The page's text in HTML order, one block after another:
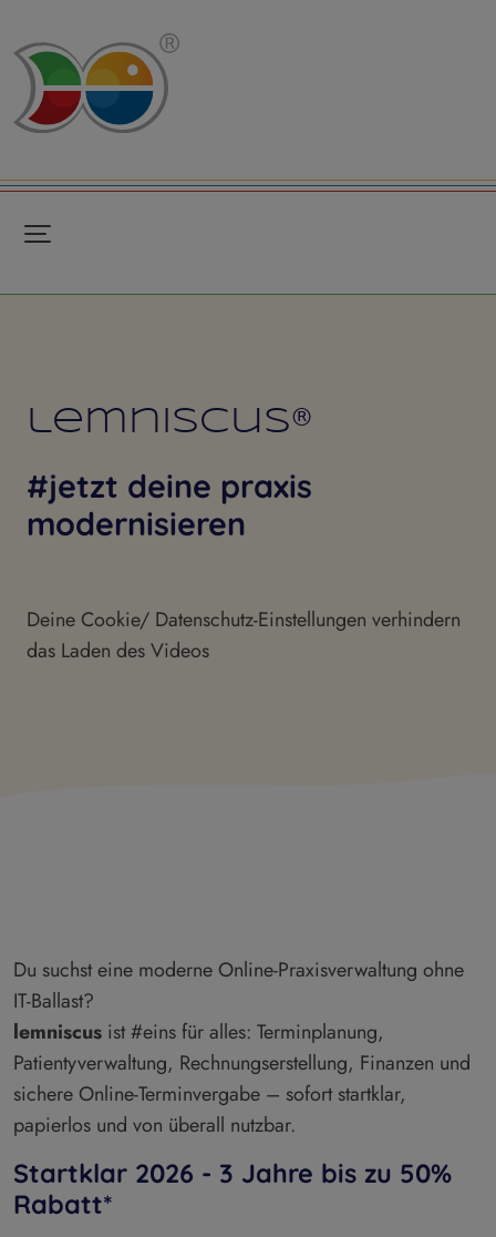
lemniscus®
#jetzt deine praxis
modernisieren
Deine Cookie/ Datenschutz-Einstellungen verhindern
das Laden des Videos
Du suchst eine moderne Online-Praxisverwaltung ohne
IT-Ballast?
lemniscus ist #eins für alles: Terminplanung,
Patientyverwaltung, Rechnungserstellung, Finanzen und
sichere Online-Terminvergabe – sofort startklar,
papierlos und von überall nutzbar.
Startklar 2026 - 3 Jahre bis zu 50%
Rabatt*